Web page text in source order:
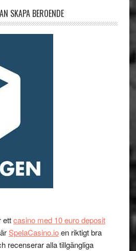
SKAPA BEROENDE
ettcasino med 10 euro deposit
SpelaCasino.ioen riktigt bra
recenserar alla tillgängliga